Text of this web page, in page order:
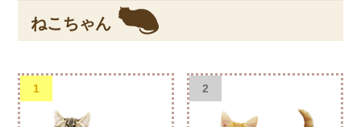
ねこちゃん
1 2